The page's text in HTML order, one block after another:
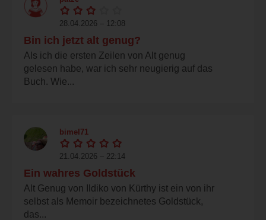
28.04.2026 – 12:08
Bin ich jetzt alt genug?
Als ich die ersten Zeilen von Alt genug
gelesen habe, war ich sehr neugierig auf das
Buch. Wie...
bimel71
21.04.2026 – 22:14
Ein wahres Goldstück
Alt Genug von Ildiko von Kürthy ist ein von ihr
selbst als Memoir bezeichnetes Goldstück,
das...